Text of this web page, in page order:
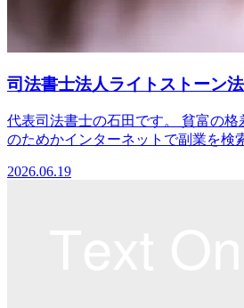
司法書士法人ライトストーン
代表司法書士の石田です。 貧富の
のためかインターネットで副業を検
2026.06.19